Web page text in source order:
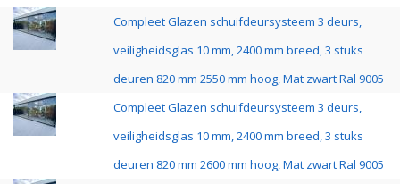
Compleet Glazen schuifdeursysteem 3 deurs,
veiligheidsglas 10 mm, 2400 mm breed, 3 stuks
deuren 820 mm 2550 mm hoog, Mat zwart Ral 9005
Compleet Glazen schuifdeursysteem 3 deurs,
veiligheidsglas 10 mm, 2400 mm breed, 3 stuks
deuren 820 mm 2600 mm hoog, Mat zwart Ral 9005